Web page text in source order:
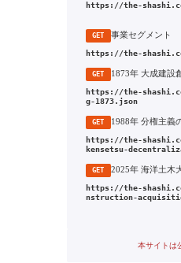
https://the-
GET 事業セグメント
https://the-
GET
https://the-
g-1873.json
GET
https://the-
kensetsu-
GET
https://the-
nstruction-
本サイトは